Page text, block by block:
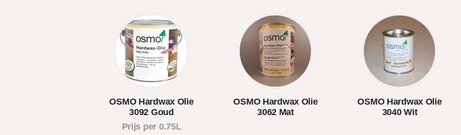
OSMO Hardwax Olie
3092 Goud
Prijs per 0.75L
OSMO Hardwax Olie
3062 Mat
OSMO Hardwax Olie
3040 Wit